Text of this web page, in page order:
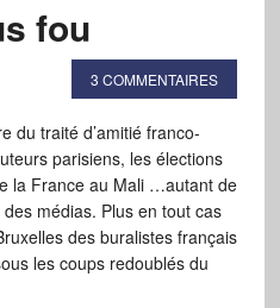
fou
3 COMMENTAIRES
du traité d’amitié franco-
parisiens, les élections
la France au Mali …autant de
médias. Plus en tout cas
des buralistes français
les coups redoublés du